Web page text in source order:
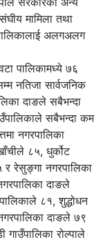
मामिला तथा
अलगअलग
पालिकामध्ये ७६
नतिजा सार्वजनिक
दाङले सबैभन्दा
सबैभन्दा कम
नगरपालिका
८५, धुर्कोट
र रेसुङ्गा नगरपालिका
दाङले
८१, शुद्धोधन
दाङले ७९
रोल्पाले